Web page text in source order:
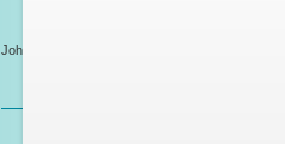
Johan Westmaas